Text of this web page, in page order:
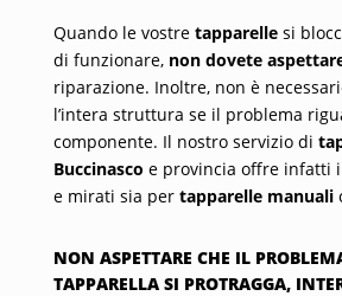
Quando le vostre tapparellesi
di funzionare, non dovete
riparazione. Inoltre, non è
l’intera struttura se il problema
componente. Il nostro servizio di
Buccinasco e provincia offre infatti
e mirati sia per tapparelle manuali
NON ASPETTARE CHE IL
TAPPARELLA SI PROTRAGGA,